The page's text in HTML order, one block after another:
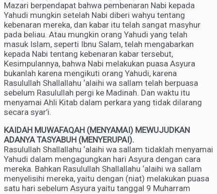
Mazari berpendapat bahwa pembenaran Nabi kepada
Yahudi mungkin setelah Nabi diberi wahyu tentang
kebenaran mereka, dan kabar itu telah sangat masyhur
pada beliau. Atau mungkin orang Yahudi yang telah
masuk Islam, seperti Ibnu Salam, telah mengabarkan
kepada Nabi tentang kebenaran kabar tersebut,
Kesimpulannya, bahwa Nabi melakukan puasa Asyura
bukanlah karena mengikuti orang Yahudi, karena
Rasulullah Shallallahu ‘alaihi wa sallam telah berpuasa
sebelum Rasulullah pergi ke Madinah. Dan waktu itu
menyamai Ahli Kitab dalam perkara yang tidak dilarang
secara syar’i.
KAIDAH MUWAFAQAH (MENYAMAI) MEWUJUDKAN
ADANYA TASYABUH (MENYERUPAI).
Rasulullah Shallallahu ‘alaihi wa sallam tidaklah menyamai
Yahudi dalam mengagungkan hari Asyura dengan cara
mereka. Bahkan Rasulullah Shallallahu ‘alaihi wa sallam
menyelisihi mereka, yaitu dengan (niat) melakukan puasa
satu hari sebelum Asyura yaitu tanggal 9 Muharram